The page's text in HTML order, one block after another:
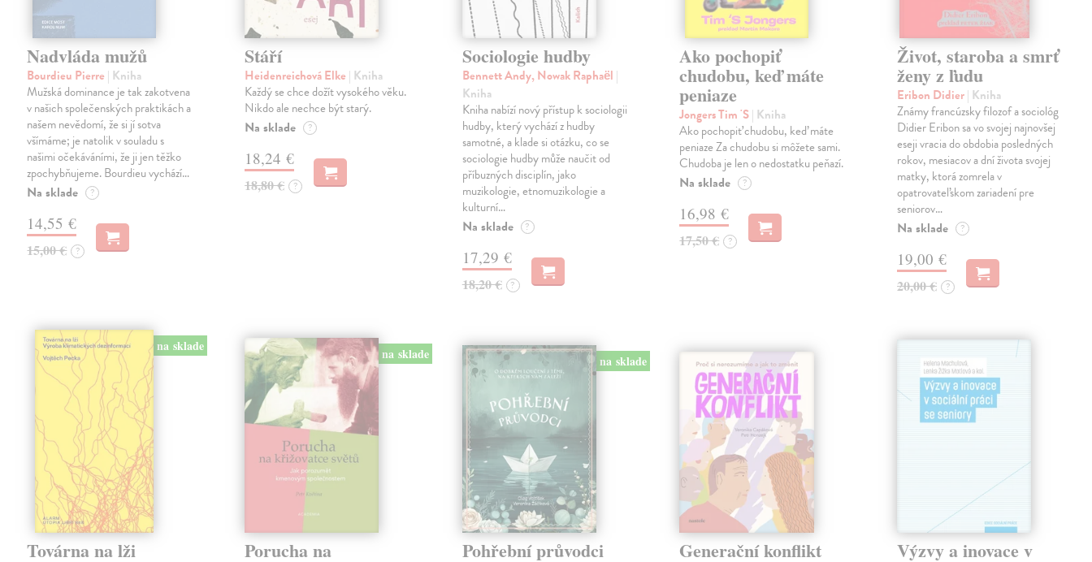
Nadvláda mužů
Bourdieu Pierre | Kniha
Mužská dominance je tak zakotvena
v našich společenských praktikách a
našem nevědomí, že si jí sotva
všímáme; je natolik v souladu s
našimi očekáváními, že ji jen těžko
zpochybňujeme. Bourdieu vychází…
Na sklade ?
14,55 €
15,00 € ?
Stáří
Heidenreichová Elke | Kniha
Každý se chce dožít vysokého věku.
Nikdo ale nechce být starý.
Na sklade ?
18,24 €
18,80 € ?
Sociologie hudby
Bennett Andy, Nowak Raphaël |
Kniha
Kniha nabízí nový přístup k sociologii
hudby, který vychází z hudby
samotné, a klade si otázku, co se
sociologie hudby může naučit od
příbuzných disciplín, jako
muzikologie, etnomuzikologie a
kulturní…
Na sklade ?
17,29 €
18,20 € ?
Ako pochopiť
chudobu, keď máte
peniaze
Jongers Tim 'S| Kniha
Ako pochopiť chudobu, keď máte
peniaze Za chudobu si môžete sami.
Chudoba je len o nedostatku peňazí.
Na sklade ?
16,98 €
17,50 € ?
Život, staroba a smrť
ženy z ľudu
Eribon Didier| Kniha
Známy francúzsky filozof a sociológ
Didier Eribon sa vo svojej najnovšej
eseji vracia do obdobia posledných
rokov, mesiacov a dní života svojej
matky, ktorá zomrela v
opatrovateľskom zariadení pre
seniorov…
Na sklade ?
19,00 €
20,00 € ?
na sklade
Továrna na lži
na sklade
Porucha na
na sklade
Pohřební průvodci Generační konflikt Výzvy a inovace v